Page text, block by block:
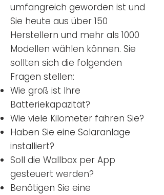
umfangreich geworden ist und
Sie heute aus über 150
Herstellern und mehr als 1000
Modellen wählen können. Sie
sollten sich die folgenden
Fragen stellen:
Wie groß ist Ihre
Batteriekapazität?
Wie viele Kilometer fahren Sie?
Haben Sie eine Solaranlage
installiert?
Soll die Wallbox per App
gesteuert werden?
Benötigen Sie eine